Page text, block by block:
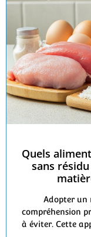
Quels
sans
Adopter un
compréhension
à éviter. Cette